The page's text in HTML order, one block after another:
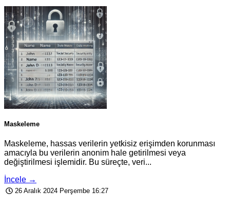
Maskeleme
Maskeleme, hassas verilerin yetkisiz erişimden korunması
amacıyla bu verilerin anonim hale getirilmesi veya
değiştirilmesi işlemidir. Bu süreçte, veri...
İncele →
26 Aralık 2024 Perşembe 16:27